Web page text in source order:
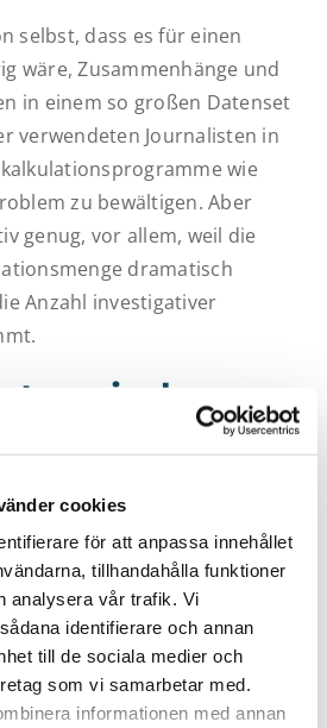
cookies
för att anpassa innehållet
tillhandahålla funktioner
analysera vår trafik. Vi
identifierare och annan
till de sociala medier och
som vi samarbetar med.
informationen med annan
selbst, dass es für einen
wäre, Zusammenhänge und
in einem so großen Datenset
verwendeten Journalisten in
wie
zu bewältigen. Aber
genug, vor allem, weil die
dramatisch
Anzahl investigativer
sind
Investigativjournalismus
Allerdings gibt es, wie
üblich ist, ein Problem:
einheitlichen Datenart. Dies
in den Gemeinden, wo die
Für die Gemeinden,
nur über begrenzte